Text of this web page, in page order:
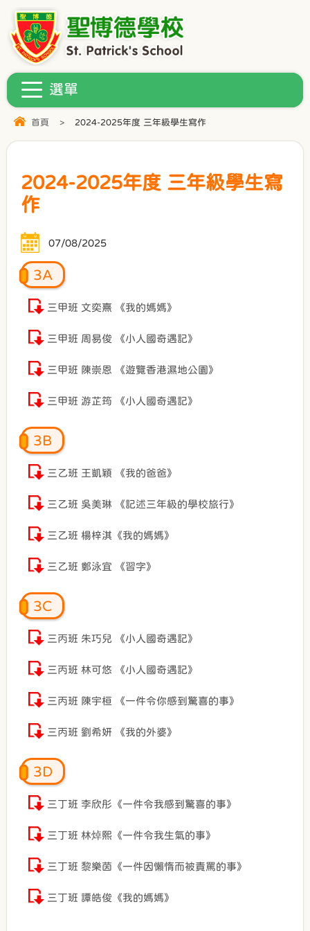
首頁 > 2024-2025年度 三年級學生寫作
2024-2025年度 三年級學生寫
作
07/08/2025
3A
三甲班 文奕熹 《我的媽媽》
三甲班 周易俊 《小人國奇遇記》
三甲班 陳崇恩 《遊覽香港濕地公園》
三甲班 游芷筠 《小人國奇遇記》
3B
三乙班 王凱穎 《我的爸爸》
三乙班 吳美琳 《記述三年級的學校旅行》
三乙班 楊梓淇《我的媽媽》
三乙班 鄭泳宜 《習字》
3C
三丙班 朱巧兒 《小人國奇遇記》
三丙班 林可悠 《小人國奇遇記》
三丙班 陳宇桓 《一件令你感到驚喜的事》
三丙班 劉希妍 《我的外婆》
3D
三丁班 李欣彤《一件令我感到驚喜的事》
三丁班 林焯熙《一件令我生氣的事》
三丁班 黎樂茵《一件因懶惰而被責罵的事》
三丁班 譚皓俊《我的媽媽》